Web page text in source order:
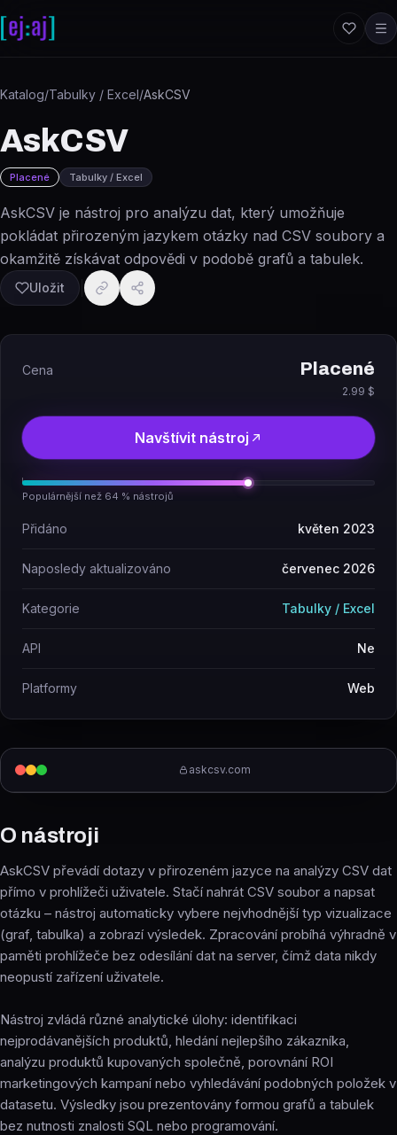
Katalog/Tabulky / Excel/AskCSV
AskCSV
Placené Tabulky / Excel
AskCSV je nástroj pro analýzu dat, který umožňuje
pokládat přirozeným jazykem otázky nad CSV soubory a
okamžitě získávat odpovědi v podobě grafů a tabulek.
Uložit
askcsv.com
O nástroji
AskCSV převádí dotazy v přirozeném jazyce na analýzy CSV dat
přímo v prohlížeči uživatele. Stačí nahrát CSV soubor a napsat
otázku – nástroj automaticky vybere nejvhodnější typ vizualizace
(graf, tabulka) a zobrazí výsledek. Zpracování probíhá výhradně v
paměti prohlížeče bez odesílání dat na server, čímž data nikdy
neopustí zařízení uživatele.
Nástroj zvládá různé analytické úlohy: identifikaci
nejprodávanějších produktů, hledání nejlepšího zákazníka,
analýzu produktů kupovaných společně, porovnání ROI
marketingových kampaní nebo vyhledávání podobných položek v
datasetu. Výsledky jsou prezentovány formou grafů a tabulek
bez nutnosti znalosti SQL nebo programování.
Cena Placené
2.99 $
Navštívit nástroj
Populárnější než 64 % nástrojů
Přidáno květen 2023
Naposledy aktualizováno červenec 2026
Kategorie Tabulky / Excel
API Ne
Platformy Web